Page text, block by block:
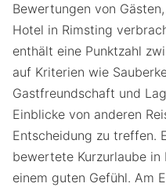
Bewertungen von
Hotel in Rimsting
enthält eine Punktzahl
auf Kriterien wie
Gastfreundschaft und
Einblicke von anderen
Entscheidung zu treffen.
bewertete Kurzurlaube
einem guten Gefühl. Am